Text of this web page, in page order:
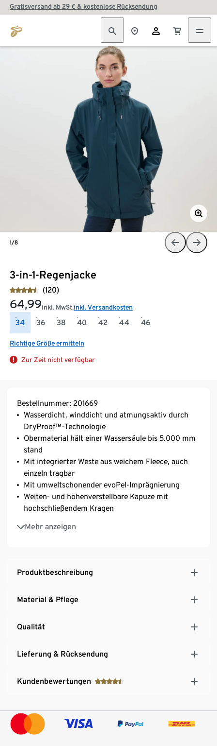
Gratisversand ab 29 € & kostenlose Rücksendung
3-in-1-Regenjacke
(120)
64,99inkl. MwSt.inkl. Versandkosten
34 36 38 40 42 44 46
Richtige Größe ermitteln
Zur Zeit nicht verfügbar
1/8
Bestellnummer: 201669
Wasserdicht, winddicht und atmungsaktiv durch
DryProof™-Technologie
Obermaterial hält einer Wassersäule bis 5.000 mm
stand
Mit integrierter Weste aus weichem Fleece, auch
einzeln tragbar
Mit umweltschonender evoPel-Imprägnierung
Weiten- und höhenverstellbare Kapuze mit
hochschließendem Kragen
Mehr anzeigen
2 Leistentaschen mit Reißverschluss und eine
Innentasche
Ärmelabschlüsse mit elastischem Detail
Versiegelte, seitliche Reißverschlüsse zur
Rückenpasse mit Ventilationsöffnung
Produktbeschreibung
Material & Pflege
Qualität
Lieferung & Rücksendung
Kundenbewertungen